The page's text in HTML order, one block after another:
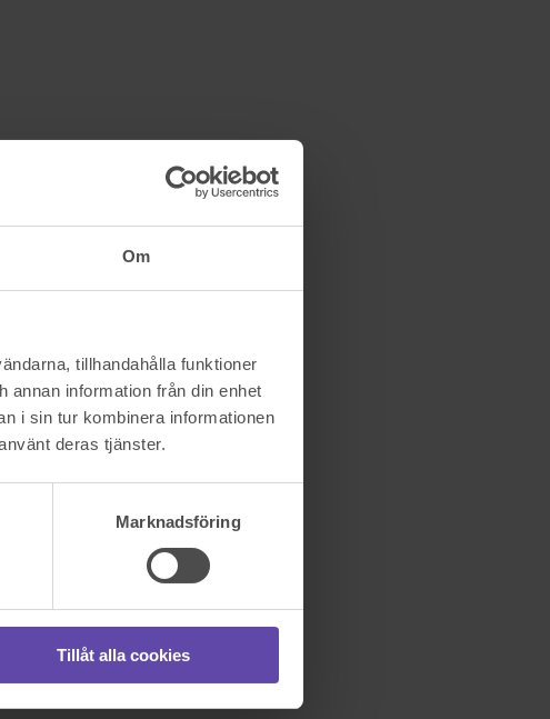
Om
tillhandahålla funktioner
annan information från din enhet
i sin tur kombinera informationen
deras tjänster.
Marknadsföring
Tillåt alla cookies